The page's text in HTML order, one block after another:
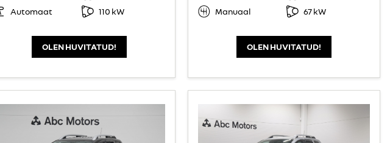
Automaat
110 kW
OLEN HUVITATUD!
Manuaal
67 kW
OLEN HUVITATUD!